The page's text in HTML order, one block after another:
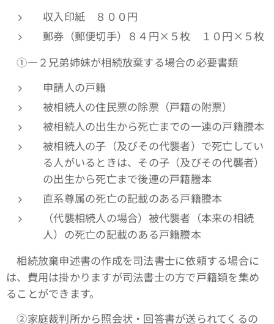
収入印紙 ８００円
郵券（郵便切手）８４円×５枚 １０円×５枚
①―２兄弟姉妹が相続放棄する場合の必要書類
申請人の戸籍
被相続人の住民票の除票（戸籍の附票）
被相続人の出生から死亡までの一連の戸籍謄本
被相続人の子（及びその代襲者）で死亡してい
る人がいるときは、その子（及びその代襲者）
の出生から死亡まで後連の戸籍謄本
直系尊属の死亡の記載のある戸籍謄本
（代襲相続人の場合）被代襲者（本来の相続
人）の死亡の記載のある戸籍謄本
相続放棄申述書の作成を司法書士に依頼する場合に
は、費用は掛かりますが司法書士の方で戸籍類を集め
ることができます。
➁家庭裁判所から照会状・回答書が送られてくるの